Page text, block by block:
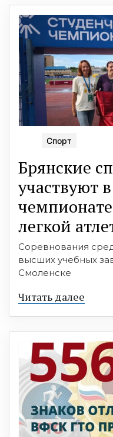
Спорт
Брянские
участвуют
легкой
Соревнования
высших учебных
Смоленске
Читать далее